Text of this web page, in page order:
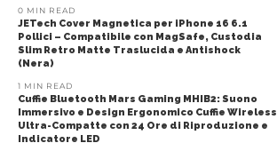
0 MIN READ
JETech Cover Magnetica per iPhone 16 6.1
Pollici – Compatibile con MagSafe, Custodia
Slim Retro Matte Traslucida e Antishock
(Nera)
1 MIN READ
Cuffie Bluetooth Mars Gaming MHIB2: Suono
Immersivo e Design Ergonomico Cuffie Wireless
Ultra-Compatte con 24 Ore di Riproduzione e
Indicatore LED